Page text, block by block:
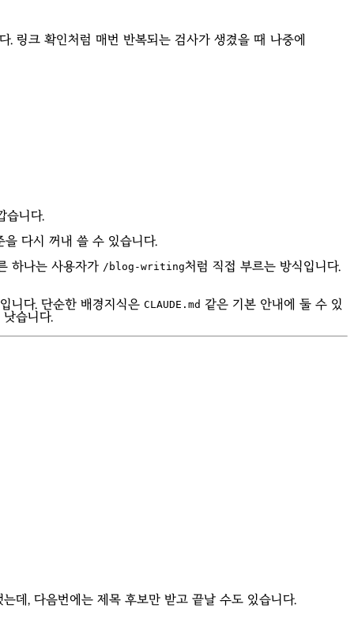
. 링크 확인처럼 매번 반복되는 검사가 생겼을 때 나중에
습니다.
다시 꺼내 쓸 수 있습니다.
하나는 사용자가 /blog-writing처럼 직접 부르는 방식입니다.
니다. 단순한 배경지식은 CLAUDE.md 같은 기본 안내에 둘 수 있
습니다.
데, 다음번에는 제목 후보만 받고 끝날 수도 있습니다.